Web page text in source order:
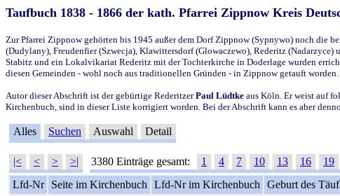
Taufbuch 1838 - 1866 der kath. Pfarrei Zippnow Kreis
Zur Pfarrei Zippnow gehörten bis 1945 außer dem Dorf Zippnow (Sypnywo) noch die
(Dudylany), Freudenfier (Szwecja), Klawittersdorf (Glowaczewo), Rederitz
Stabitz und ein Lokalvikariat Rederitz mit der Tochterkirche in Doderlage wurden
diesen Gemeinden - wohl noch aus traditionellen Gründen - in Zippnow getauft worden.
Autor dieser Abschrift ist der gebürtige RederitzerPaul Lüdtke aus Köln. Er weist auf
Kirchenbuch, sind in dieser Liste korrigiert worden. Bei der Abschrift kann es aber
Alles Suchen Auswahl Detail
|< < > >| 3380 Einträge gesamt: 1 4 7 10 13 16 19
Lfd-Nr
Seite im Kirchenbuch Lfd-Nr im Kirchenbuch Geburt des